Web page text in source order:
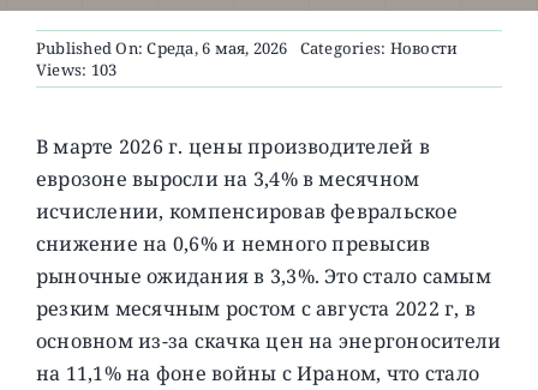
Published On: Среда, 6 мая, 2026 Categories: Новости
Views: 103
В марте 2026 г. цены производителей в
еврозоне выросли на 3,4% в месячном
исчислении, компенсировав февральское
снижение на 0,6% и немного превысив
рыночные ожидания в 3,3%.Это стало самым
резким месячным ростом с августа 2022 г, в
основном из-за скачка цен на энергоносители
на 11,1% на фоне войны с Ираном, что стало